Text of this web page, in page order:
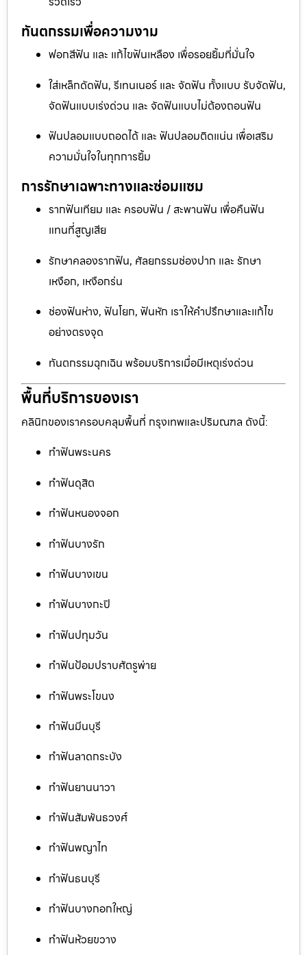
ทันตกรรมเพื่อความงาม
ฟอกสีฟัน และ แก้ไขฟันเหลือง เพื่อรอยยิ้มที่มั่นใจ
ใส่เหล็กดัดฟัน, รีเทนเนอร์ และ จัดฟัน ทั้งแบบ รับจัดฟัน,
จัดฟันแบบเร่งด่วน และ จัดฟันแบบไม่ต้องถอนฟัน
ฟันปลอมแบบถอดได้ และ ฟันปลอมติดแน่น เพื่อเสริม
ความมั่นใจในทุกการยิ้ม
การรักษาเฉพาะทางและซ่อมแซม
รากฟันเทียม และ ครอบฟัน / สะพานฟัน เพื่อคืนฟัน
แทนที่สูญเสีย
รักษาคลองรากฟัน, ศัลยกรรมช่องปาก และ รักษา
เหงือก, เหงือกร่น
ช่องฟันห่าง, ฟันโยก, ฟันหัก เราให้คำปรึกษาและแก้ไข
อย่างตรงจุด
ทันตกรรมฉุกเฉิน พร้อมบริการเมื่อมีเหตุเร่งด่วน
พื้นที่บริการของเรา
คลินิกของเราครอบคลุมพื้นที่ กรุงเทพและปริมณฑล ดังนี้:
ทำฟันพระนคร
ทำฟันดุสิต
ทำฟันหนองจอก
ทำฟันบางรัก
ทำฟันบางเขน
ทำฟันบางกะปิ
ทำฟันปทุมวัน
ทำฟันป้อมปราบศัตรูพ่าย
ทำฟันพระโขนง
ทำฟันมีนบุรี
ทำฟันลาดกระบัง
ทำฟันยานนาวา
ทำฟันสัมพันธวงศ์
ทำฟันพญาไท
ทำฟันธนบุรี
ทำฟันบางกอกใหญ่
ทำฟันห้วยขวาง